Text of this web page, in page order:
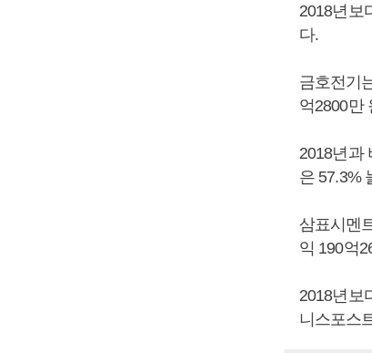
2018년보
다.
금호전기
억2800만
2018년과
은 57.3%
삼표시멘
익 190억
2018년보
니스포스